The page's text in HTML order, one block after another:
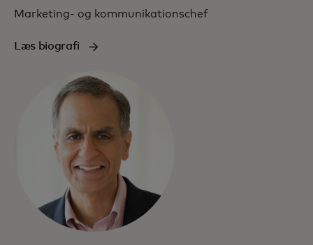
Marketing- og kommunikationschef
Læs biografi